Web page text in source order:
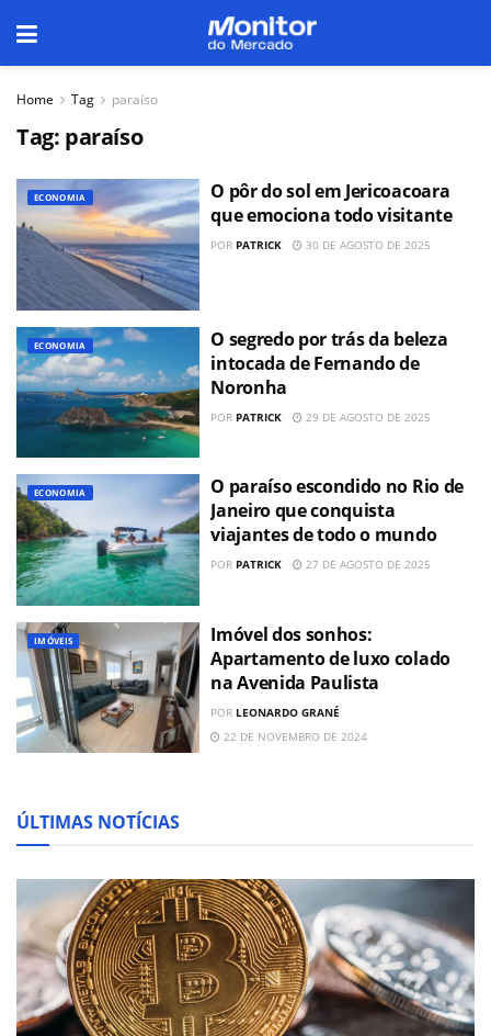
Home Tag paraíso
Tag: paraíso
ECONOMIA
O pôr do sol em Jericoacoara
que emociona todo visitante
POR PATRICK 30 DE AGOSTO DE 2025
ECONOMIA
O segredo por trás da beleza
intocada de Fernando de
Noronha
POR PATRICK 29 DE AGOSTO DE 2025
ECONOMIA
O paraíso escondido no Rio de
Janeiro que conquista
viajantes de todo o mundo
POR PATRICK 27 DE AGOSTO DE 2025
IMÓVEIS
Imóvel dos sonhos:
Apartamento de luxo colado
na Avenida Paulista
POR LEONARDO GRANÉ
22 DE NOVEMBRO DE 2024
ÚLTIMAS NOTÍCIAS